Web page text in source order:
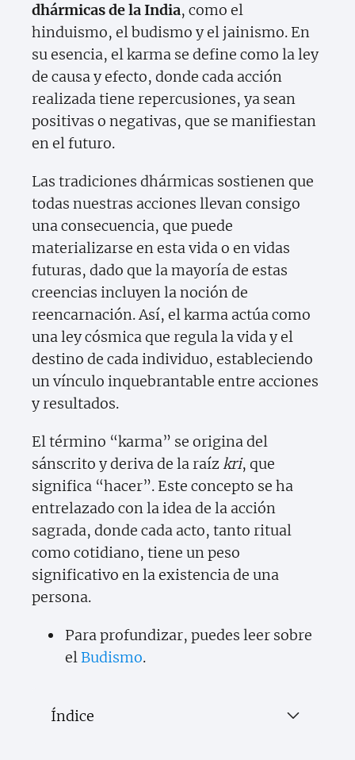
dhármicas de la India, como el
hinduismo, el budismo y el jainismo. En
su esencia, el karma se define como la ley
de causa y efecto, donde cada acción
realizada tiene repercusiones, ya sean
positivas o negativas, que se manifiestan
en el futuro.
Las tradiciones dhármicas sostienen que
todas nuestras acciones llevan consigo
una consecuencia, que puede
materializarse en esta vida o en vidas
futuras, dado que la mayoría de estas
creencias incluyen la noción de
reencarnación. Así, el karma actúa como
una ley cósmica que regula la vida y el
destino de cada individuo, estableciendo
un vínculo inquebrantable entre acciones
y resultados.
El término “karma” se origina del
sánscrito y deriva de la raízkri, que
significa “hacer”. Este concepto se ha
entrelazado con la idea de la acción
sagrada, donde cada acto, tanto ritual
como cotidiano, tiene un peso
significativo en la existencia de una
persona.
Para profundizar, puedes leer sobre
el Budismo.
Índice